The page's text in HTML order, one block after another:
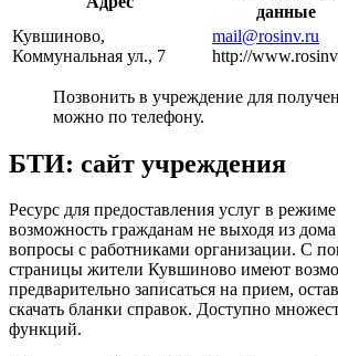
данные
Кувшиново,
Коммунальная ул., 7
mail@rosinv.ru
http://
Позвонить в учреждение для
можно по телефону.
БТИ: сайт учреждения
Ресурс для предоставления услуг в
возможность гражданам не выходя из
вопросы с работниками организации. С
страницы жители Кувшиново имеют
предварительно записаться на прием,
скачать бланки справок. Доступно
функций.